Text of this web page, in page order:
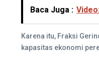
Baca Juga :
Karena itu, Fraksi
kapasitas ekonomi